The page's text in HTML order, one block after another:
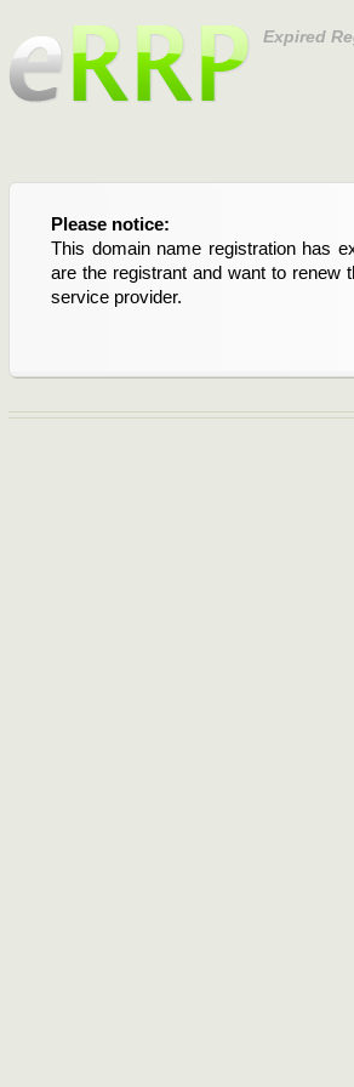
Expired
Please notice:
This domain name registration has
are the registrant and want to renew
service provider.
Bitte beachten Sie:
Diese Domainregistrierung ist
Domain stehen an. Wenn Sie
verlängern möchten, kontaktieren Sie